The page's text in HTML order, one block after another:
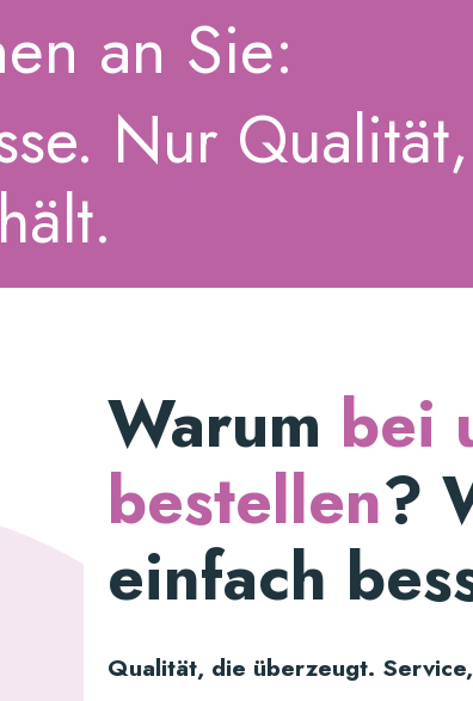
an Sie:
Nur
Warum bei
bestellen?
einfach
Qualität, die überzeugt.